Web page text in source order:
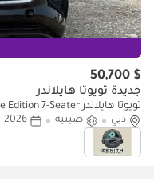
$ 50,700
جديدة تويوتا هايلاندر
تويوتا هايلاندر Hybrid 2.5L AWDSupreme Edition 7-Seater
دبي
صينية 2026